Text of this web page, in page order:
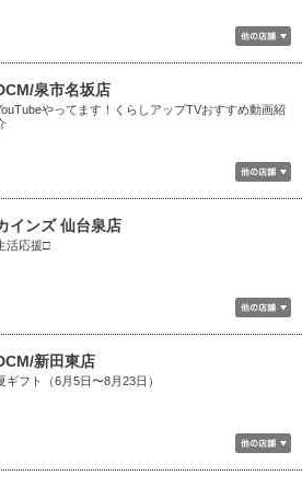
泉市名坂店
やってます！くらしアップTVおすすめ動画紹
インズ 仙台泉店
活応援□
新田東店
ギフト（6月5日〜8月23日）